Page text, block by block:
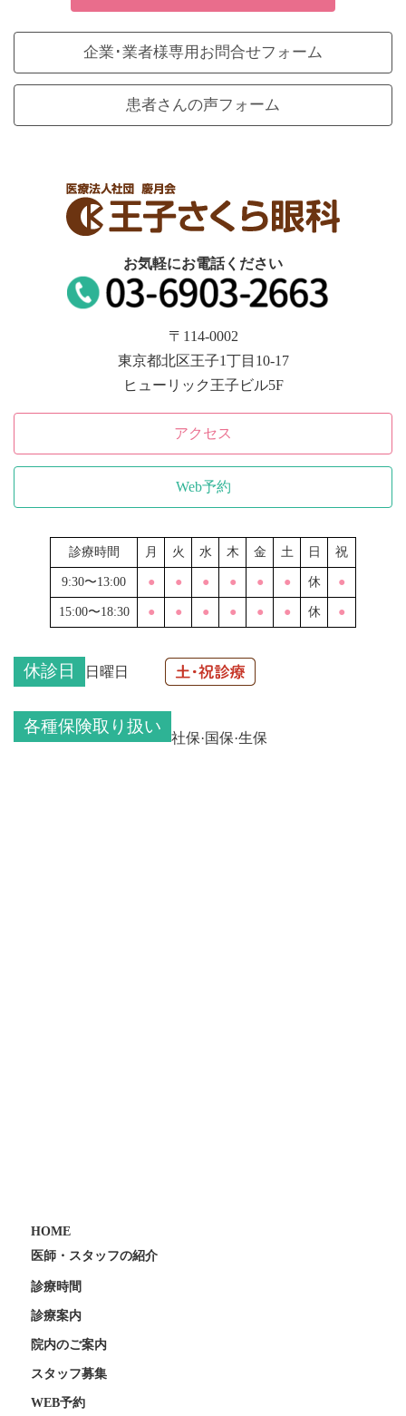
企業･業者様専用お問合せフォーム
患者さんの声フォーム
お気軽にお電話ください
〒114-0002
東京都北区王子1丁目10-17
ヒューリック王子ビル5F
アクセス
Web予約
診療時間 月 火 水 木 金 土 日 祝
9:30〜13:00 ● ● ● ● ● ● 休 ●
15:00〜18:30 ● ● ● ● ● ● 休 ●
休診日 日曜日
各種保険取り扱い
社保·国保·生保
HOME
医師・スタッフの紹介
診療時間
診療案内
院内のご案内
スタッフ募集
WEB予約